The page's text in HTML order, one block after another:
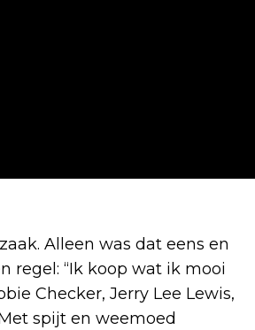
Alleen was dat eens en
regel: “Ik koop wat ik mooi
Checker, Jerry Lee Lewis,
spijt en weemoed